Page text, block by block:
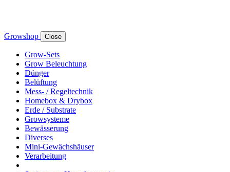
Growshop Close
Grow-Sets
Grow Beleuchtung
Dünger
Belüftung
Mess- / Regeltechnik
Homebox & Drybox
Erde / Substrate
Growsysteme
Bewässerung
Diverses
Mini-Gewächshäuser
Verarbeitung